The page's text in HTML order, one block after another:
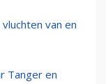
van en
Tanger en